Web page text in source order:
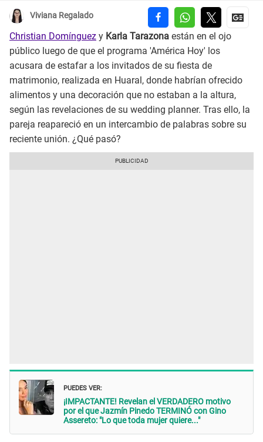
Viviana Regalado
Christian Domínguez y Karla Tarazona están en el ojo
público luego de que el programa 'América Hoy' los
acusara de estafar a los invitados de su fiesta de
matrimonio, realizada en Huaral, donde habrían ofrecido
alimentos y una decoración que no estaban a la altura,
según las revelaciones de su wedding planner. Tras ello, la
pareja reapareció en un intercambio de palabras sobre su
reciente unión. ¿Qué pasó?
PUEDES VER:
¡IMPACTANTE! Revelan el VERDADERO motivo
por el que Jazmín Pinedo TERMINÓ con Gino
Assereto: "Lo que toda mujer quiere..."